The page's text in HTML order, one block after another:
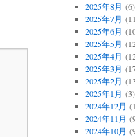
2025年8月 (6)
2025年7月
2025年6月
2025年5月
2025年4月
2025年3月
2025年2月
2025年1月 (3)
2024年12月
2024年11月
2024年10月